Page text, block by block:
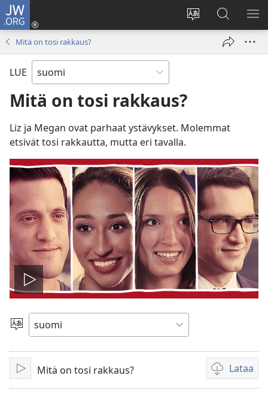
JW.ORG
Vaihda
sivuston
Kirjaudu
(avaa
Hae
JW.ORG-
sivustolta
Mitä on tosi rakkaus?
LUE
Mitä on tosi rakkaus?
Liz ja Megan ovat parhaat ystävykset. Molemmat
etsivät tosi rakkautta, mutta eri tavalla.
Toista
video
Valitse
ToistaMitä on tosi rakkaus? Lataa
Videoiden